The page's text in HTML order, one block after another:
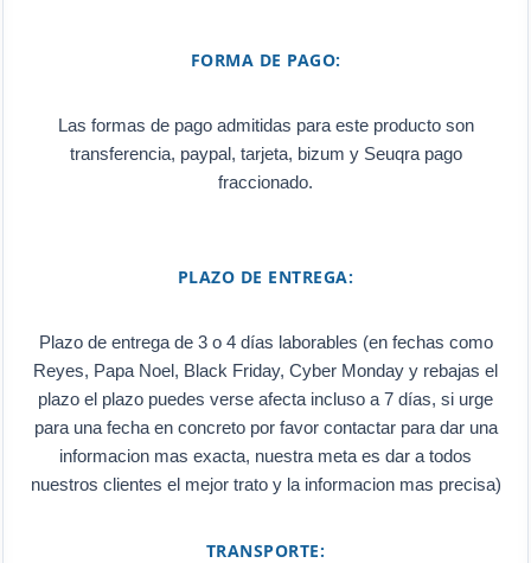
FORMA DE PAGO:
Las formas de pago admitidas para este producto son
transferencia, paypal, tarjeta, bizum y Seuqra pago
fraccionado.
PLAZO DE ENTREGA:
Plazo de entrega de 3 o 4 días laborables (en fechas como
Reyes, Papa Noel, Black Friday, Cyber Monday y rebajas el
plazo el plazo puedes verse afecta incluso a 7 días, si urge
para una fecha en concreto por favor contactar para dar una
informacion mas exacta, nuestra meta es dar a todos
nuestros clientes el mejor trato y la informacion mas precisa)
TRANSPORTE: